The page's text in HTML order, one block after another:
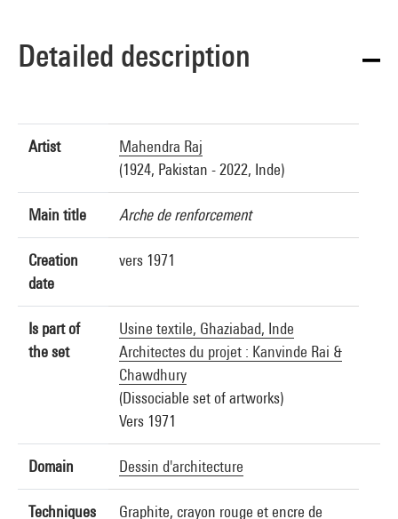
Detailed description
Artist
Mahendra Raj
(1924, Pakistan - 2022, Inde)
Main title Arche de renforcement
Creation
date
vers 1971
Is part of
the set
Usine textile, Ghaziabad, Inde
Architectes du projet : Kanvinde Rai &
Chawdhury
(Dissociable set of artworks)
Vers 1971
Domain Dessin d'architecture
Techniques Graphite, crayon rouge et encre de